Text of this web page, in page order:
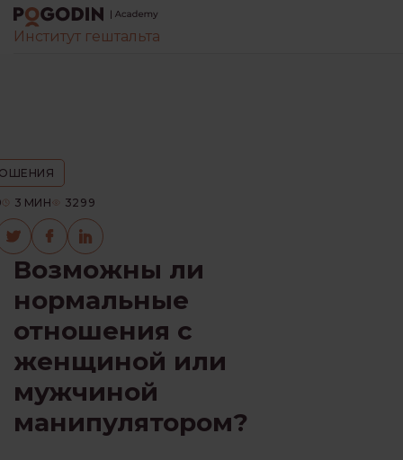
Институт гештальта
Возможны ли
нормальные
отношения с
женщиной или
мужчиной
манипулятором?
3 МИН 3299
Выберите язык книги
ИНТЕРЕСНО О ПСИХОЛОГИИ
КОНЦЕПЦИИ
ЛИТЕРАТУРА
ПОИСК СЕБЯ